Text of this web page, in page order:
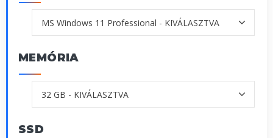
MEMÓRIA
SSD